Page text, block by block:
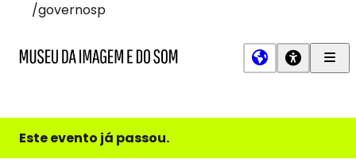
/governosp
e
do
Este evento já passou.